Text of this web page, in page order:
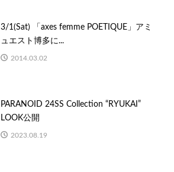
3/1(Sat) 「axes femme POETIQUE」アミ
ュエスト博多に...
2014.03.02
PARANOID 24SS Collection “RYUKAI”
LOOK公開
2023.08.19